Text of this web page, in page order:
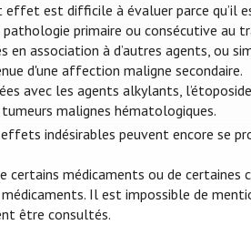
effet est difficile à évaluer parce qu’il
primaire ou consécutive au
association à d’autres agents, ou
d'une affection maligne secondaire.
avec les agents alkylants,
malignes hématologiques.
indésirables peuvent encore se
médicaments ou de certaines
Il est impossible de
être consultés.